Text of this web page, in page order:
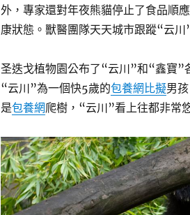
外，專家還對年夜熊貓停止了食品順
康狀態。獸醫團隊天天城市跟蹤“云
圣迭戈植物園公布了“云川”和“鑫寶”
“云川”為一個快5歲的包養網比擬男
是包養網爬樹，“云川”看上往都非常